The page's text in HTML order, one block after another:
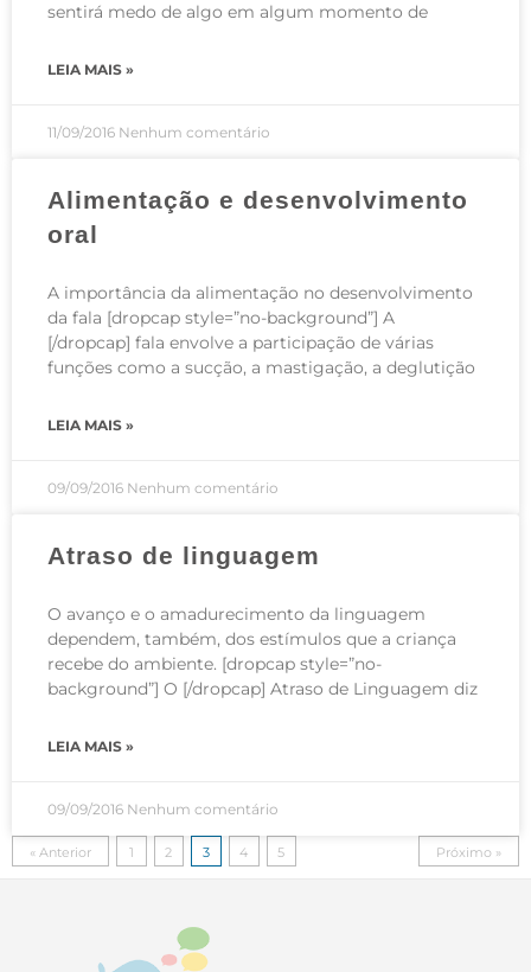
sentirá medo de algo em algum momento de
LEIA MAIS »
11/09/2016 Nenhum comentário
Alimentação e desenvolvimento
oral
A importância da alimentação no desenvolvimento
da fala [dropcap style=”no-background”] A
[/dropcap] fala envolve a participação de várias
funções como a sucção, a mastigação, a deglutição
LEIA MAIS »
09/09/2016 Nenhum comentário
Atraso de linguagem
O avanço e o amadurecimento da linguagem
dependem, também, dos estímulos que a criança
recebe do ambiente. [dropcap style=”no-
background”] O [/dropcap] Atraso de Linguagem diz
LEIA MAIS »
09/09/2016 Nenhum comentário
« Anterior 1 2 3 4 5 Próximo »